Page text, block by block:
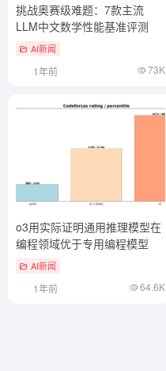
挑战奥赛级难题：7款主流
LLM中文数学性能基准评测
AI新闻
1年前 73K
o3用实际证明通用推理模型在
编程领域优于专用编程模型
AI新闻
1年前 64.6K